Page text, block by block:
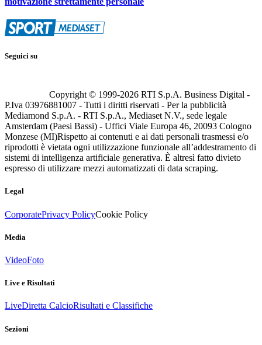
Seguici su
Copyright © 1999-2026 RTI S.p.A. Business Digital -
P.Iva 03976881007 - Tutti i diritti riservati - Per la pubblicità
Mediamond S.p.A. - RTI S.p.A., Mediaset N.V., sede legale
Amsterdam (Paesi Bassi) - Uffici Viale Europa 46, 20093 Cologno
Monzese (MI)Rispetto ai contenuti e ai dati personali trasmessi e/o
riprodotti è vietata ogni utilizzazione funzionale all’addestramento di
sistemi di intelligenza artificiale generativa. È altresì fatto divieto
espresso di utilizzare mezzi automatizzati di data scraping.
Legal
CorporatePrivacy PolicyCookie Policy
Media
VideoFoto
Live e Risultati
LiveDiretta CalcioRisultati e Classifiche
Sezioni